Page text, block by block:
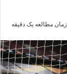
زمان مطالعه یک دقیقه